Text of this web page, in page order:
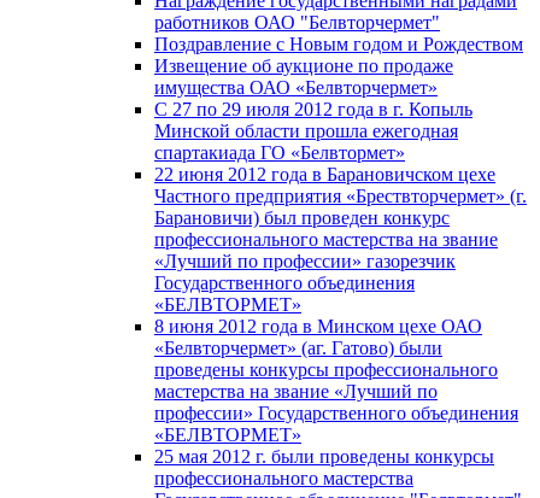
работников ОАО "Белвторчермет"
Поздравление с Новым годом и Рождеством
Извещение об аукционе по продаже
имущества ОАО «Белвторчермет»
С 27 по 29 июля 2012 года в г. Копыль
Минской области прошла ежегодная
спартакиада ГО «Белвтормет»
22 июня 2012 года в Барановичском цехе
Частного предприятия «Брествторчермет» (г.
Барановичи) был проведен конкурс
профессионального мастерства на звание
«Лучший по профессии» газорезчик
Государственного объединения
«БЕЛВТОРМЕТ»
8 июня 2012 года в Минском цехе ОАО
«Белвторчермет» (аг. Гатово) были
проведены конкурсы профессионального
мастерства на звание «Лучший по
профессии» Государственного объединения
«БЕЛВТОРМЕТ»
25 мая 2012 г. были проведены конкурсы
профессионального мастерства